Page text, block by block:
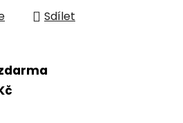
Sdílet